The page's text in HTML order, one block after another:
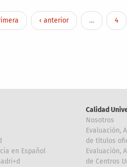
página Página anterior
‹ anterior … Page
4
en Español
Calidad
Nosotros
Evaluación,
de títulos
Evaluación,
de Centros